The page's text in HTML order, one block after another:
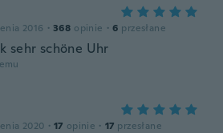
2016 · 368 opinie · 6 przesłane
sehr schöne Uhr
2020 · 17 opinie · 17 przesłane